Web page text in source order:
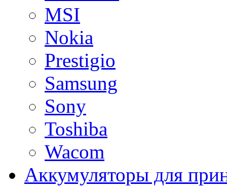
MSI
Nokia
Prestigio
Samsung
Sony
Toshiba
Wacom
Аккумуляторы для